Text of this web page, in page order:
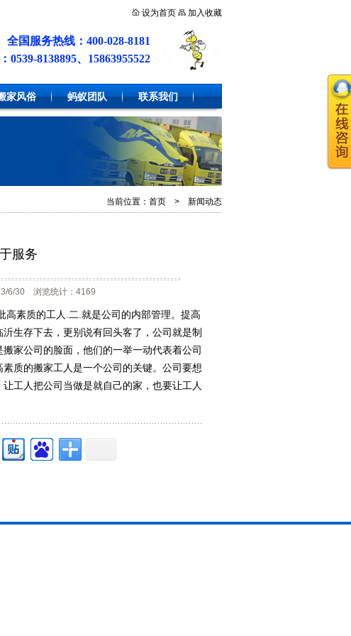
设为首页 加入收藏
全国服务热线：400-028-8181
0539-8138895、15863955522
家风俗 蚂蚁团队 联系我们
当前位置： 首页 > 新闻动态
服务
6/30 浏览统计：4169
素质的工人.二.就是公司的内部管理。提高
生存下去，更别说有回头客了，公司就是制
家公司的脸面，他们的一举一动代表着公司
质的搬家工人是一个公司的关键。公司要想
工人把公司当做是就自己的家，也要让工人